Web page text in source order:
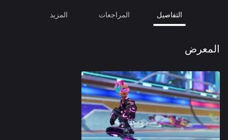
التفاصيل المراجعات المزيد
المعرض